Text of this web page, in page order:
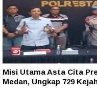
Misi Utama Asta Cita
Medan, Ungkap 729